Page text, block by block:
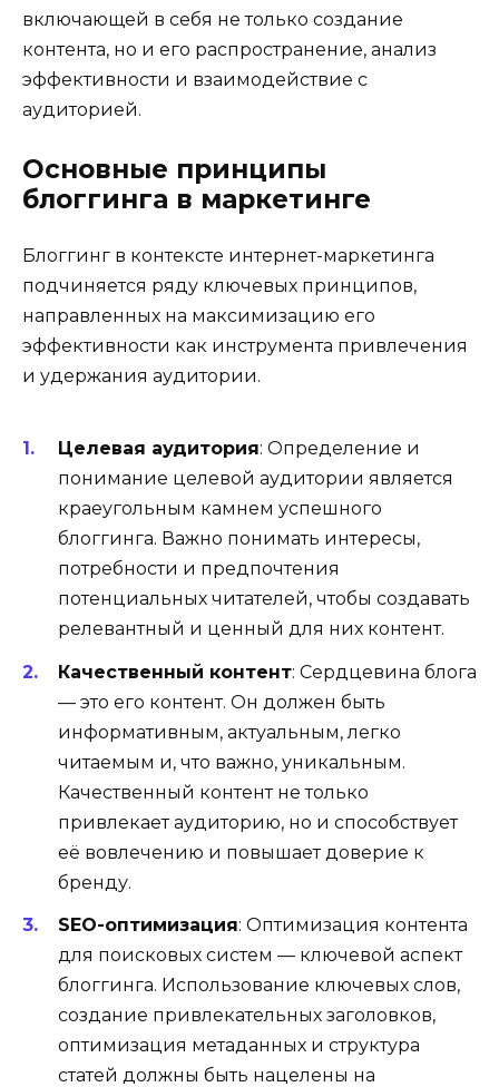
включающей в себя не только создание
контента, но и его распространение, анализ
эффективности и взаимодействие с
аудиторией.
Основные принципы
блоггинга в маркетинге
Блоггинг в контексте интернет-маркетинга
подчиняется ряду ключевых принципов,
направленных на максимизацию его
эффективности как инструмента привлечения
и удержания аудитории.
Целевая аудитория: Определение и
понимание целевой аудитории является
краеугольным камнем успешного
блоггинга. Важно понимать интересы,
потребности и предпочтения
потенциальных читателей, чтобы создавать
релевантный и ценный для них контент.
Качественный контент: Сердцевина блога
— это его контент. Он должен быть
информативным, актуальным, легко
читаемым и, что важно, уникальным.
Качественный контент не только
привлекает аудиторию, но и способствует
её вовлечению и повышает доверие к
бренду.
SEO-оптимизация: Оптимизация контента
для поисковых систем — ключевой аспект
блоггинга. Использование ключевых слов,
создание привлекательных заголовков,
оптимизация метаданных и структура
статей должны быть нацелены на